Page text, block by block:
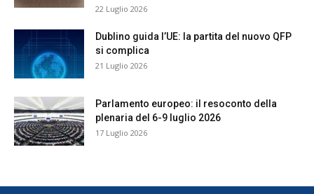
22 Luglio 2026
Dublino guida l’UE: la partita del nuovo QFP
si complica
21 Luglio 2026
Parlamento europeo: il resoconto della
plenaria del 6-9 luglio 2026
17 Luglio 2026